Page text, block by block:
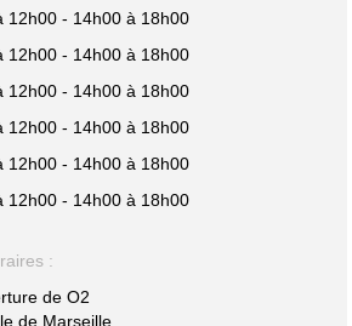
12h00 - 14h00 à 18h00
12h00 - 14h00 à 18h00
12h00 - 14h00 à 18h00
12h00 - 14h00 à 18h00
12h00 - 14h00 à 18h00
12h00 - 14h00 à 18h00
:
de O2
de Marseille